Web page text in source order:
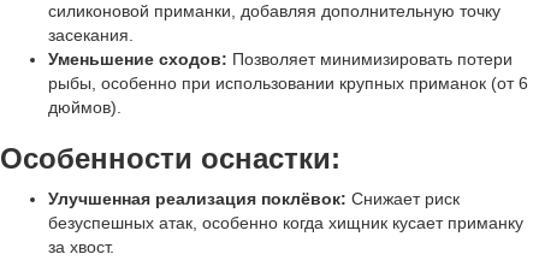
силиконовой приманки, добавляя дополнительную точку
засекания.
Уменьшение сходов: Позволяет минимизировать потери
рыбы, особенно при использовании крупных приманок (от 6
дюймов).
Особенности оснастки:
Улучшенная реализация поклёвок: Снижает риск
безуспешных атак, особенно когда хищник кусает приманку
за хвост.